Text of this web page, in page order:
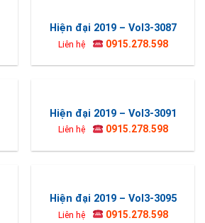
Hiện đại 2019 – Vol3-3087
Liên hệ 0915.278.598
Hiện đại 2019 – Vol3-3091
Liên hệ 0915.278.598
Hiện đại 2019 – Vol3-3095
Liên hệ 0915.278.598